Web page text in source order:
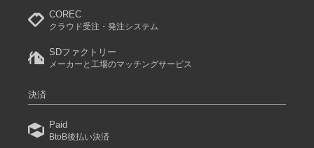
COREC
クラウド受注・発注システム
SDファクトリー
メーカーと工場のマッチングサービス
決済
Paid
BtoB後払い決済